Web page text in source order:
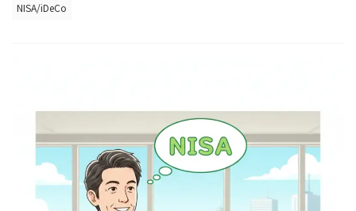
NISA/iDeCo